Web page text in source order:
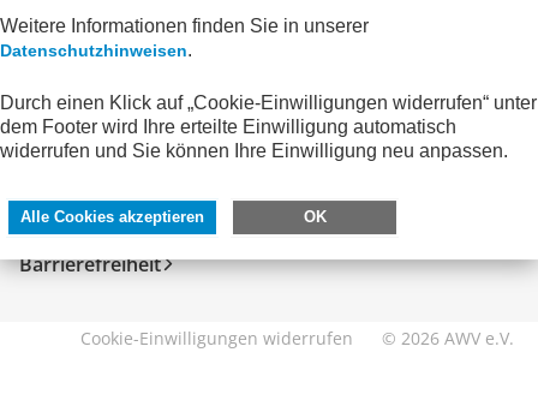
SERVICE
Impressum
Datenschutzhinweise
Barrierefreiheit
DIREKT ZU
eXTra
AWV-Forum
Cookie-Einwilligungen widerrufen © 2026 AWV e.V.
Weitere Informationen finden Sie in unserer
Datenschutzhinweisen.
Durch einen Klick auf „Cookie-Einwilligungen widerrufen“ unter
dem Footer wird Ihre erteilte Einwilligung automatisch
widerrufen und Sie können Ihre Einwilligung neu anpassen.
Alle Cookies akzeptieren OK